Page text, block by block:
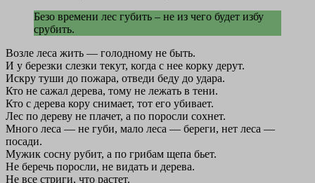
Безо времени лес губить – не из чего будет избу
срубить.
Возле леса жить — голодному не быть.
И у березки слезки текут, когда с нее корку дерут.
Искру туши до пожара, отведи беду до удара.
Кто не сажал дерева, тому не лежать в тени.
Кто с дерева кору снимает, тот его убивает.
Лес по дереву не плачет, а по поросли сохнет.
Много леса — не губи, мало леса — береги, нет леса —
посади.
Мужик сосну рубит, а по грибам щепа бьет.
Не беречь поросли, не видать и дерева.
Не все стриги, что растет.